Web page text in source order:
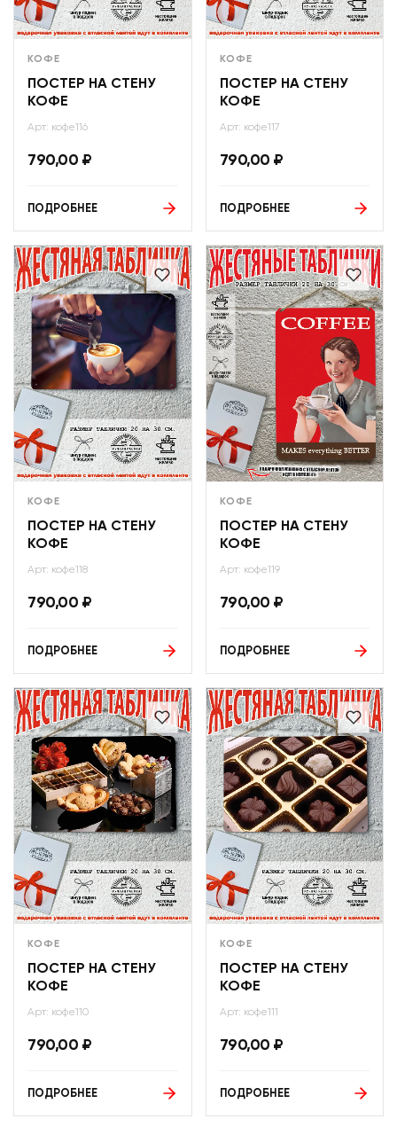
КОФЕ
ПОСТЕР НА СТЕНУ
КОФЕ
Арт: кофе116
790,00 ₽
ПОДРОБНЕЕ
КОФЕ
ПОСТЕР НА СТЕНУ
КОФЕ
Арт: кофе117
790,00 ₽
ПОДРОБНЕЕ
КОФЕ
ПОСТЕР НА СТЕНУ
КОФЕ
Арт: кофе118
790,00 ₽
ПОДРОБНЕЕ
КОФЕ
ПОСТЕР НА СТЕНУ
КОФЕ
Арт: кофе119
790,00 ₽
ПОДРОБНЕЕ
КОФЕ
ПОСТЕР НА СТЕНУ
КОФЕ
Арт: кофе110
790,00 ₽
ПОДРОБНЕЕ
КОФЕ
ПОСТЕР НА СТЕНУ
КОФЕ
Арт: кофе111
790,00 ₽
ПОДРОБНЕЕ